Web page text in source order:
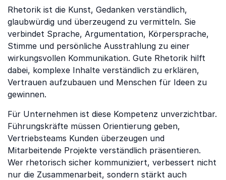
Rhetorik ist die Kunst, Gedanken verständlich,
glaubwürdig und überzeugend zu vermitteln. Sie
verbindet Sprache, Argumentation, Körpersprache,
Stimme und persönliche Ausstrahlung zu einer
wirkungsvollen Kommunikation. Gute Rhetorik hilft
dabei, komplexe Inhalte verständlich zu erklären,
Vertrauen aufzubauen und Menschen für Ideen zu
gewinnen.
Für Unternehmen ist diese Kompetenz unverzichtbar.
Führungskräfte müssen Orientierung geben,
Vertriebsteams Kunden überzeugen und
Mitarbeitende Projekte verständlich präsentieren.
Wer rhetorisch sicher kommuniziert, verbessert nicht
nur die Zusammenarbeit, sondern stärkt auch